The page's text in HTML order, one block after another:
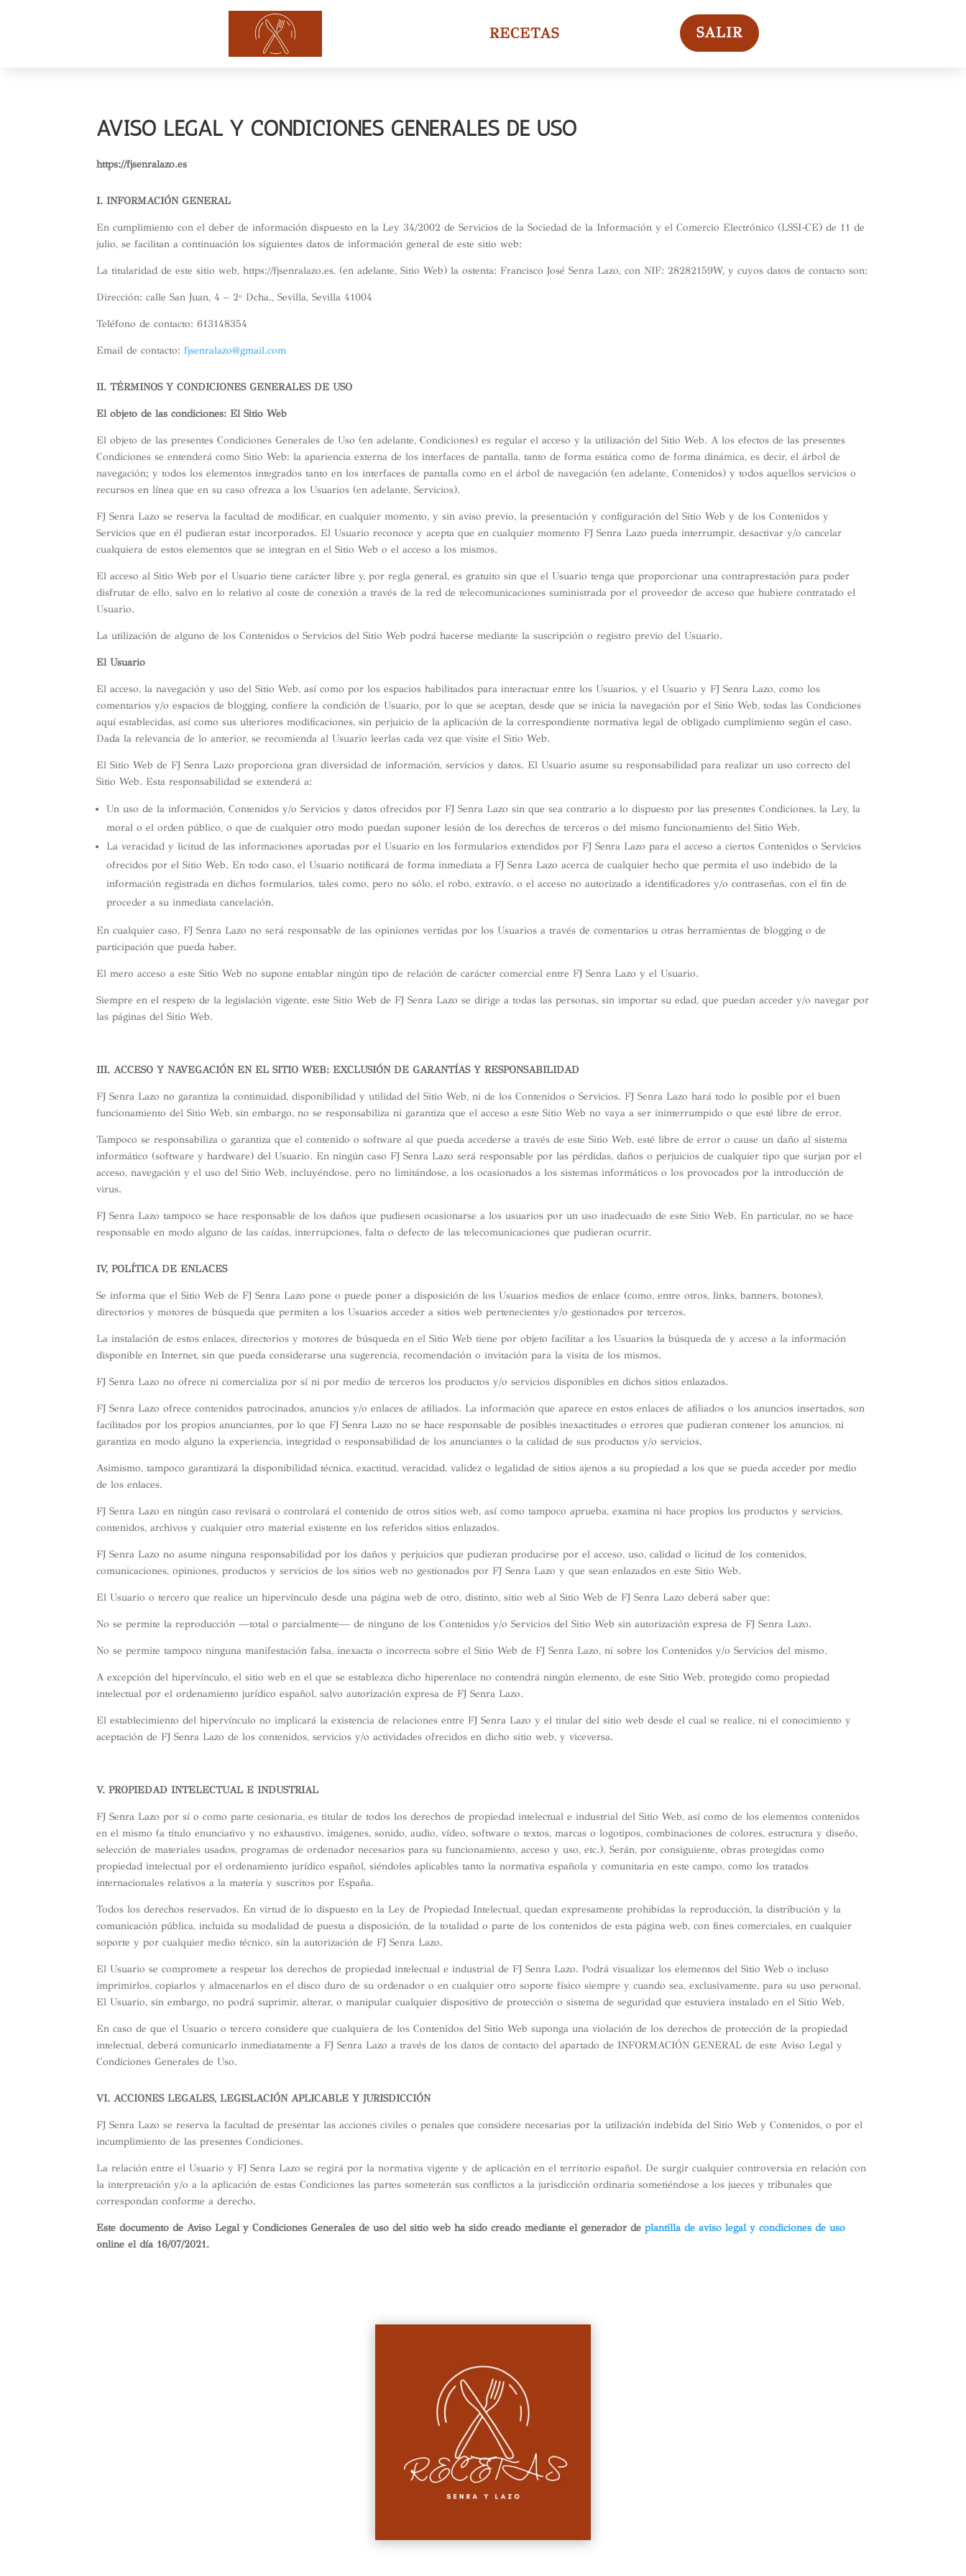
RECETAS SALIR
AVISO LEGAL Y CONDICIONES GENERALES DE USO
https://fjsenralazo.es
I. INFORMACIÓN GENERAL
En cumplimiento con el deber de información dispuesto en la Ley 34/2002 de Servicios de la Sociedad de la Información y el Comercio Electrónico (LSSI-CE) de 11 de
julio, se facilitan a continuación los siguientes datos de información general de este sitio web:
La titularidad de este sitio web, https://fjsenralazo.es, (en adelante, Sitio Web) la ostenta: Francisco José Senra Lazo, con NIF: 28282159W, y cuyos datos de contacto son:
Dirección: calle San Juan, 4 – 2º Dcha., Sevilla, Sevilla 41004
Teléfono de contacto: 613148354
Email de contacto:fjsenralazo@gmail.com
II. TÉRMINOS Y CONDICIONES GENERALES DE USO
El objeto de las condiciones: El Sitio Web
El objeto de las presentes Condiciones Generales de Uso (en adelante, Condiciones) es regular el acceso y la utilización del Sitio Web. A los efectos de las presentes
Condiciones se entenderá como Sitio Web: la apariencia externa de los interfaces de pantalla, tanto de forma estática como de forma dinámica, es decir, el árbol de
navegación; y todos los elementos integrados tanto en los interfaces de pantalla como en el árbol de navegación (en adelante, Contenidos) y todos aquellos servicios o
recursos en línea que en su caso ofrezca a los Usuarios (en adelante, Servicios).
FJ Senra Lazo se reserva la facultad de modificar, en cualquier momento, y sin aviso previo, la presentación y configuración del Sitio Web y de los Contenidos y
Servicios que en él pudieran estar incorporados. El Usuario reconoce y acepta que en cualquier momento FJ Senra Lazo pueda interrumpir, desactivar y/o cancelar
cualquiera de estos elementos que se integran en el Sitio Web o el acceso a los mismos.
El acceso al Sitio Web por el Usuario tiene carácter libre y, por regla general, es gratuito sin que el Usuario tenga que proporcionar una contraprestación para poder
disfrutar de ello, salvo en lo relativo al coste de conexión a través de la red de telecomunicaciones suministrada por el proveedor de acceso que hubiere contratado el
Usuario.
La utilización de alguno de los Contenidos o Servicios del Sitio Web podrá hacerse mediante la suscripción o registro previo del Usuario.
El Usuario
El acceso, la navegación y uso del Sitio Web, así como por los espacios habilitados para interactuar entre los Usuarios, y el Usuario y FJ Senra Lazo, como los
comentarios y/o espacios de blogging, confiere la condición de Usuario, por lo que se aceptan, desde que se inicia la navegación por el Sitio Web, todas las Condiciones
aquí establecidas, así como sus ulteriores modificaciones, sin perjuicio de la aplicación de la correspondiente normativa legal de obligado cumplimiento según el caso.
Dada la relevancia de lo anterior, se recomienda al Usuario leerlas cada vez que visite el Sitio Web.
El Sitio Web de FJ Senra Lazo proporciona gran diversidad de información, servicios y datos. El Usuario asume su responsabilidad para realizar un uso correcto del
Sitio Web. Esta responsabilidad se extenderá a:
Un uso de la información, Contenidos y/o Servicios y datos ofrecidos por FJ Senra Lazo sin que sea contrario a lo dispuesto por las presentes Condiciones, la Ley, la
moral o el orden público, o que de cualquier otro modo puedan suponer lesión de los derechos de terceros o del mismo funcionamiento del Sitio Web.
La veracidad y licitud de las informaciones aportadas por el Usuario en los formularios extendidos por FJ Senra Lazo para el acceso a ciertos Contenidos o Servicios
ofrecidos por el Sitio Web. En todo caso, el Usuario notificará de forma inmediata a FJ Senra Lazo acerca de cualquier hecho que permita el uso indebido de la
información registrada en dichos formularios, tales como, pero no sólo, el robo, extravío, o el acceso no autorizado a identificadores y/o contraseñas, con el fin de
proceder a su inmediata cancelación.
En cualquier caso, FJ Senra Lazo no será responsable de las opiniones vertidas por los Usuarios a través de comentarios u otras herramientas de blogging o de
participación que pueda haber.
El mero acceso a este Sitio Web no supone entablar ningún tipo de relación de carácter comercial entre FJ Senra Lazo y el Usuario.
Siempre en el respeto de la legislación vigente, este Sitio Web de FJ Senra Lazo se dirige a todas las personas, sin importar su edad, que puedan acceder y/o navegar por
las páginas del Sitio Web.
III. ACCESO Y NAVEGACIÓN EN EL SITIO WEB: EXCLUSIÓN DE GARANTÍAS Y RESPONSABILIDAD
FJ Senra Lazo no garantiza la continuidad, disponibilidad y utilidad del Sitio Web, ni de los Contenidos o Servicios. FJ Senra Lazo hará todo lo posible por el buen
funcionamiento del Sitio Web, sin embargo, no se responsabiliza ni garantiza que el acceso a este Sitio Web no vaya a ser ininterrumpido o que esté libre de error.
Tampoco se responsabiliza o garantiza que el contenido o software al que pueda accederse a través de este Sitio Web, esté libre de error o cause un daño al sistema
informático (software y hardware) del Usuario. En ningún caso FJ Senra Lazo será responsable por las pérdidas, daños o perjuicios de cualquier tipo que surjan por el
acceso, navegación y el uso del Sitio Web, incluyéndose, pero no limitándose, a los ocasionados a los sistemas informáticos o los provocados por la introducción de
virus.
FJ Senra Lazo tampoco se hace responsable de los daños que pudiesen ocasionarse a los usuarios por un uso inadecuado de este Sitio Web. En particular, no se hace
responsable en modo alguno de las caídas, interrupciones, falta o defecto de las telecomunicaciones que pudieran ocurrir.
IV, POLÍTICA DE ENLACES
Se informa que el Sitio Web de FJ Senra Lazo pone o puede poner a disposición de los Usuarios medios de enlace (como, entre otros, links, banners, botones),
directorios y motores de búsqueda que permiten a los Usuarios acceder a sitios web pertenecientes y/o gestionados por terceros.
La instalación de estos enlaces, directorios y motores de búsqueda en el Sitio Web tiene por objeto facilitar a los Usuarios la búsqueda de y acceso a la información
disponible en Internet, sin que pueda considerarse una sugerencia, recomendación o invitación para la visita de los mismos.
FJ Senra Lazo no ofrece ni comercializa por sí ni por medio de terceros los productos y/o servicios disponibles en dichos sitios enlazados.
FJ Senra Lazo ofrece contenidos patrocinados, anuncios y/o enlaces de afiliados. La información que aparece en estos enlaces de afiliados o los anuncios insertados, son
facilitados por los propios anunciantes, por lo que FJ Senra Lazo no se hace responsable de posibles inexactitudes o errores que pudieran contener los anuncios, ni
garantiza en modo alguno la experiencia, integridad o responsabilidad de los anunciantes o la calidad de sus productos y/o servicios.
Asimismo, tampoco garantizará la disponibilidad técnica, exactitud, veracidad, validez o legalidad de sitios ajenos a su propiedad a los que se pueda acceder por medio
de los enlaces.
FJ Senra Lazo en ningún caso revisará o controlará el contenido de otros sitios web, así como tampoco aprueba, examina ni hace propios los productos y servicios,
contenidos, archivos y cualquier otro material existente en los referidos sitios enlazados.
FJ Senra Lazo no asume ninguna responsabilidad por los daños y perjuicios que pudieran producirse por el acceso, uso, calidad o licitud de los contenidos,
comunicaciones, opiniones, productos y servicios de los sitios web no gestionados por FJ Senra Lazo y que sean enlazados en este Sitio Web.
El Usuario o tercero que realice un hipervínculo desde una página web de otro, distinto, sitio web al Sitio Web de FJ Senra Lazo deberá saber que:
No se permite la reproducción —total o parcialmente— de ninguno de los Contenidos y/o Servicios del Sitio Web sin autorización expresa de FJ Senra Lazo.
No se permite tampoco ninguna manifestación falsa, inexacta o incorrecta sobre el Sitio Web de FJ Senra Lazo, ni sobre los Contenidos y/o Servicios del mismo.
A excepción del hipervínculo, el sitio web en el que se establezca dicho hiperenlace no contendrá ningún elemento, de este Sitio Web, protegido como propiedad
intelectual por el ordenamiento jurídico español, salvo autorización expresa de FJ Senra Lazo.
El establecimiento del hipervínculo no implicará la existencia de relaciones entre FJ Senra Lazo y el titular del sitio web desde el cual se realice, ni el conocimiento y
aceptación de FJ Senra Lazo de los contenidos, servicios y/o actividades ofrecidos en dicho sitio web, y viceversa.
V. PROPIEDAD INTELECTUAL E INDUSTRIAL
FJ Senra Lazo por sí o como parte cesionaria, es titular de todos los derechos de propiedad intelectual e industrial del Sitio Web, así como de los elementos contenidos
en el mismo (a título enunciativo y no exhaustivo, imágenes, sonido, audio, vídeo, software o textos, marcas o logotipos, combinaciones de colores, estructura y diseño,
selección de materiales usados, programas de ordenador necesarios para su funcionamiento, acceso y uso, etc.). Serán, por consiguiente, obras protegidas como
propiedad intelectual por el ordenamiento jurídico español, siéndoles aplicables tanto la normativa española y comunitaria en este campo, como los tratados
internacionales relativos a la materia y suscritos por España.
Todos los derechos reservados. En virtud de lo dispuesto en la Ley de Propiedad Intelectual, quedan expresamente prohibidas la reproducción, la distribución y la
comunicación pública, incluida su modalidad de puesta a disposición, de la totalidad o parte de los contenidos de esta página web, con fines comerciales, en cualquier
soporte y por cualquier medio técnico, sin la autorización de FJ Senra Lazo.
El Usuario se compromete a respetar los derechos de propiedad intelectual e industrial de FJ Senra Lazo. Podrá visualizar los elementos del Sitio Web o incluso
imprimirlos, copiarlos y almacenarlos en el disco duro de su ordenador o en cualquier otro soporte físico siempre y cuando sea, exclusivamente, para su uso personal.
El Usuario, sin embargo, no podrá suprimir, alterar, o manipular cualquier dispositivo de protección o sistema de seguridad que estuviera instalado en el Sitio Web.
En caso de que el Usuario o tercero considere que cualquiera de los Contenidos del Sitio Web suponga una violación de los derechos de protección de la propiedad
intelectual, deberá comunicarlo inmediatamente a FJ Senra Lazo a través de los datos de contacto del apartado de INFORMACIÓN GENERAL de este Aviso Legal y
Condiciones Generales de Uso.
VI. ACCIONES LEGALES, LEGISLACIÓN APLICABLE Y JURISDICCIÓN
FJ Senra Lazo se reserva la facultad de presentar las acciones civiles o penales que considere necesarias por la utilización indebida del Sitio Web y Contenidos, o por el
incumplimiento de las presentes Condiciones.
La relación entre el Usuario y FJ Senra Lazo se regirá por la normativa vigente y de aplicación en el territorio español. De surgir cualquier controversia en relación con
la interpretación y/o a la aplicación de estas Condiciones las partes someterán sus conflictos a la jurisdicción ordinaria sometiéndose a los jueces y tribunales que
correspondan conforme a derecho.
Este documento de Aviso Legal y Condiciones Generales de uso del sitio web ha sido creado mediante el generador deplantilla de aviso legal y condiciones de uso
online el día 16/07/2021.